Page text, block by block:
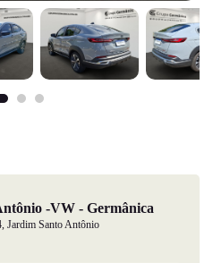
-VW - Germânica
Jardim Santo Antônio